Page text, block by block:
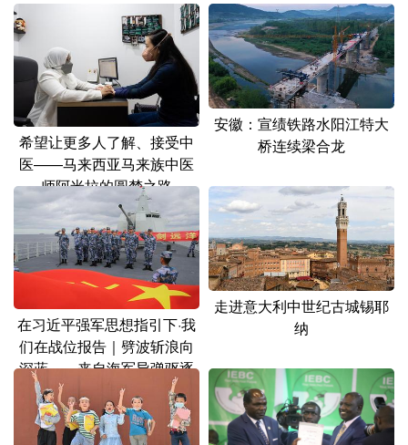
天津 河北 山西
辽宁 吉林 上海 江苏
浙江 安徽 福建 江西
山东 河南 湖北 湖南
广东 广西
四川 贵州 云南 西藏
陕西 甘肃 青海 宁夏
新疆 内蒙古 黑龙江
多语种频道
English Español Français عربى
Русский язык 日本語 한국어
希望让更多人了解、接受中
医——马来西亚马来族中医
师阿米拉的圆梦之路
安徽：宣绩铁路水阳江特大
桥连续梁合龙
在习近平强军思想指引下·我
们在战位报告｜劈波斩浪向
深蓝——来自海军导弹驱逐
舰南昌舰的报告
走进意大利中世纪古城锡耶
纳